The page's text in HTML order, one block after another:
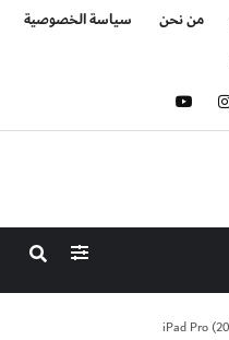
من نحن
سياسة الخصوصية